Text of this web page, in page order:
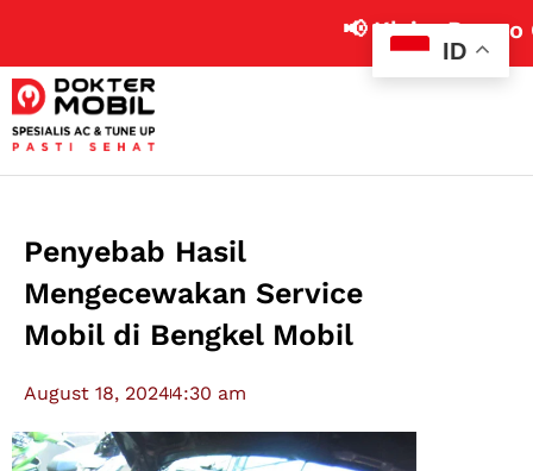
📢 Klaim Promo
Penyebab Hasil
Mengecewakan Service
Mobil di Bengkel Mobil
August 18, 20244:30 am
ID